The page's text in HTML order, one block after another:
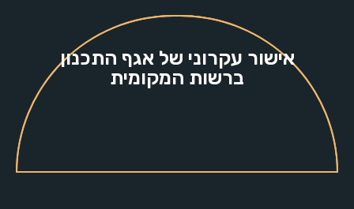
אישור עקרוני של אגף התכנון
ברשות המקומית